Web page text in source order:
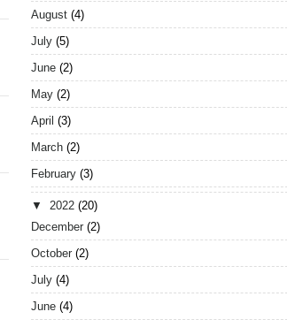
August (4)
July (5)
June (2)
May (2)
April (3)
March (2)
February (3)
▼ 2022 (20)
December (2)
October (2)
July (4)
June (4)